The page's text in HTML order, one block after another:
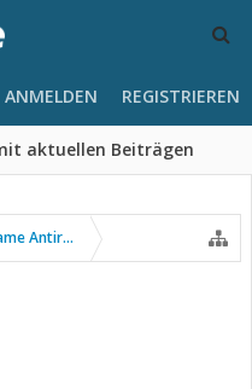
aktuellen Beiträgen
ANMELDEN REGISTRIEREN
Antirheumatika